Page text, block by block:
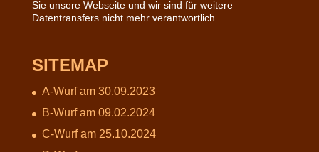
Sie unsere Webseite und wir sind für weitere
Datentransfers nicht mehr verantwortlich.
SITEMAP
A-Wurf am 30.09.2023
B-Wurf am 09.02.2024
C-Wurf am 25.10.2024